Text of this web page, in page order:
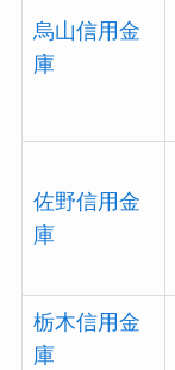
烏山信用金
庫
佐野信用金
庫
栃木信用金
庫